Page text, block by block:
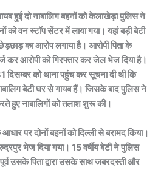
हुई दो नाबालिग बहनों को केलाखेड़ा पुलिस ने
को वन स्टॉप सेंटर में लाया गया। यहां बड़ी बेटी
का आरोप लगाया है। आरोपी पिता के
कर आरोपी को गिरफ्तार कर जेल भेज दिया है।
दिसम्बर को थाना पहुंच कर सूचना दी थी कि
बेटी घर से गायब हैं। जिसके बाद पुलिस ने
हुए नाबालिगों को तलाश शुरू की।
पर दोनों बहनों को दिल्ली से बरामद किया।
भेज दिया गया। 15 वर्षीय बेटी ने पुलिस
पूर्व उसके पिता द्वारा उसके साथ जबरदस्ती और